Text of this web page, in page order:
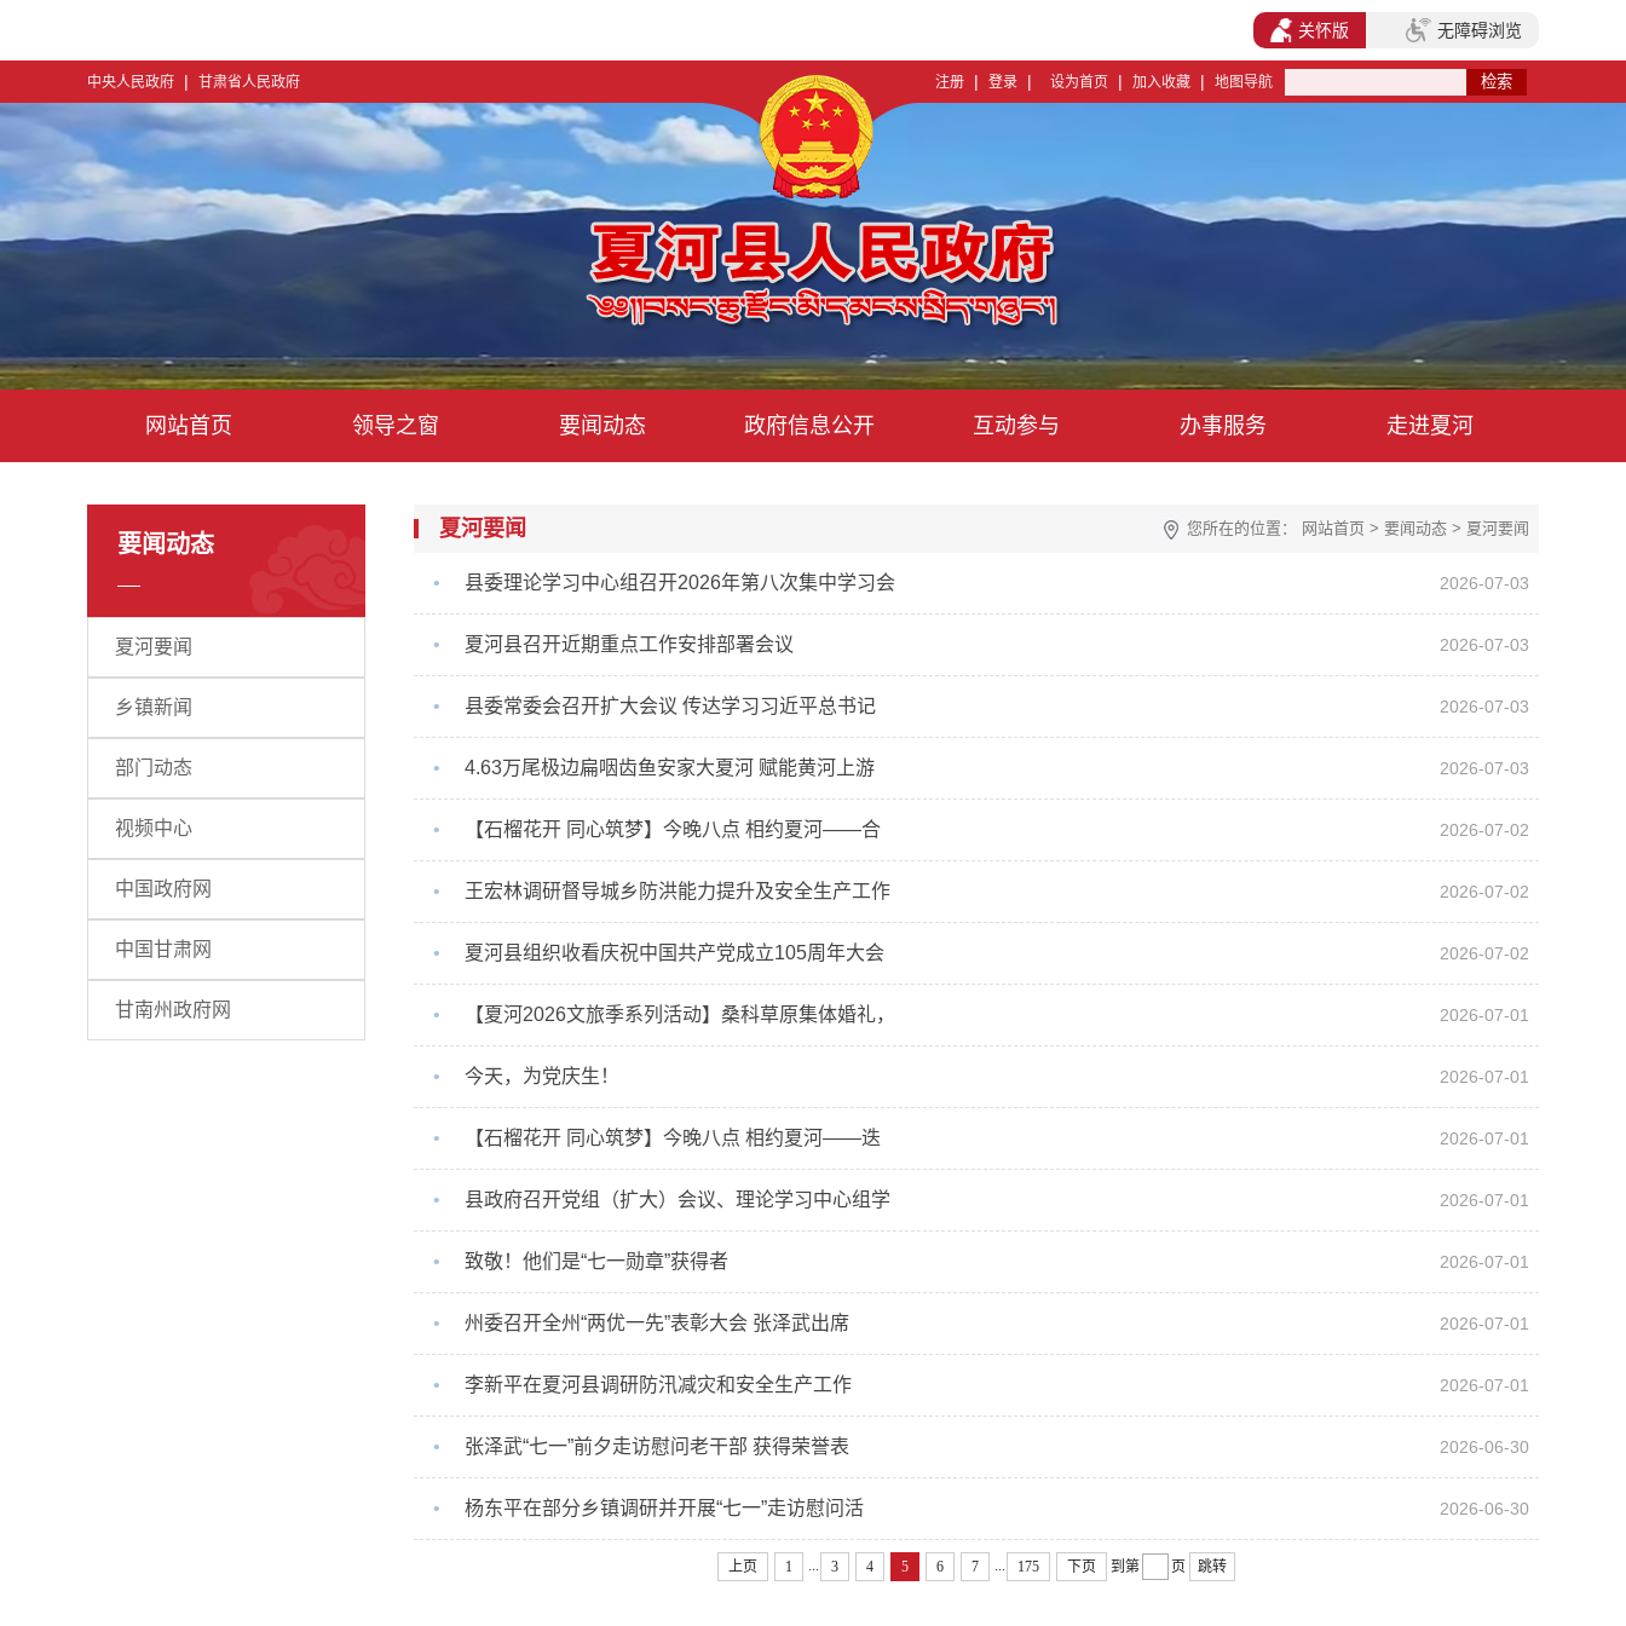
中央人民政府 | 甘肃省人民政府 注册 | 登录 | 设为首页 | 加入收藏 | 地图导航
网站首页 领导之窗 要闻动态 政府信息公开 互动参与 办事服务 走进夏河
要闻动态
夏河要闻
乡镇新闻
部门动态
视频中心
中国政府网
中国甘肃网
甘南州政府网
夏河要闻 您所在的位置： 网站首页 > 要闻动态 > 夏河要闻
• 县委理论学习中心组召开2026年第八次集中学习会 2026-07-03
• 夏河县召开近期重点工作安排部署会议 2026-07-03
• 县委常委会召开扩大会议 传达学习习近平总书记 2026-07-03
• 4.63万尾极边扁咽齿鱼安家大夏河 赋能黄河上游 2026-07-03
• 【石榴花开 同心筑梦】今晚八点 相约夏河——合 2026-07-02
• 王宏林调研督导城乡防洪能力提升及安全生产工作 2026-07-02
• 夏河县组织收看庆祝中国共产党成立105周年大会 2026-07-02
• 【夏河2026文旅季系列活动】桑科草原集体婚礼， 2026-07-01
• 今天，为党庆生！ 2026-07-01
• 【石榴花开 同心筑梦】今晚八点 相约夏河——迭 2026-07-01
• 县政府召开党组（扩大）会议、理论学习中心组学 2026-07-01
• 致敬！他们是“七一勋章”获得者 2026-07-01
• 州委召开全州“两优一先”表彰大会 张泽武出席 2026-07-01
• 李新平在夏河县调研防汛减灾和安全生产工作 2026-07-01
• 张泽武“七一”前夕走访慰问老干部 获得荣誉表 2026-06-30
• 杨东平在部分乡镇调研并开展“七一”走访慰问活 2026-06-30
上页 1 3 4 5 6 7 175 下页 到第 页 跳转
关怀版 无障碍浏览